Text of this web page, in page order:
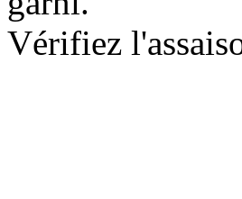
Vérifiez